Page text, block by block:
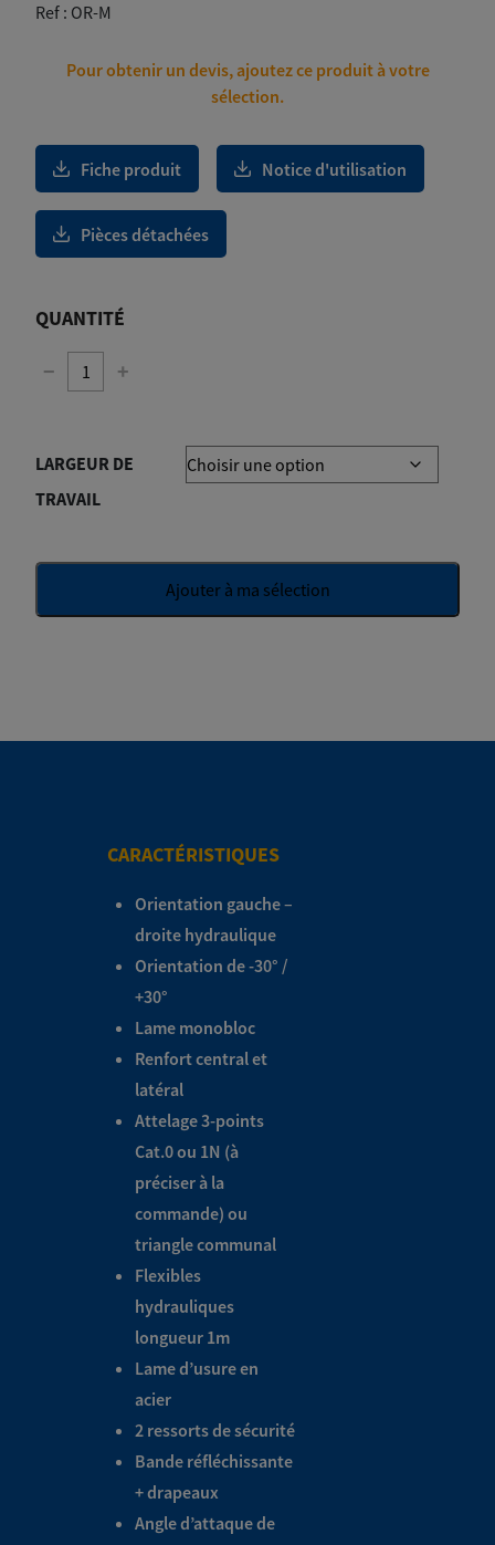
4
320,00€
Ref : OR-M
Pour obtenir un devis, ajoutez ce produit à votre
sélection.
Fiche produit Notice d'utilisation
Pièces détachées
QUANTITÉ
− +
LARGEUR DE
TRAVAIL
Ajouter à ma sélection
CARACTÉRISTIQUES
Orientation gauche –
droite hydraulique
Orientation de -30° /
+30°
Lame monobloc
Renfort central et
latéral
Attelage 3-points
Cat.0 ou 1N (à
préciser à la
commande) ou
triangle communal
Flexibles
hydrauliques
longueur 1m
Lame d’usure en
acier
2 ressorts de sécurité
Bande réfléchissante
+ drapeaux
Angle d’attaque de